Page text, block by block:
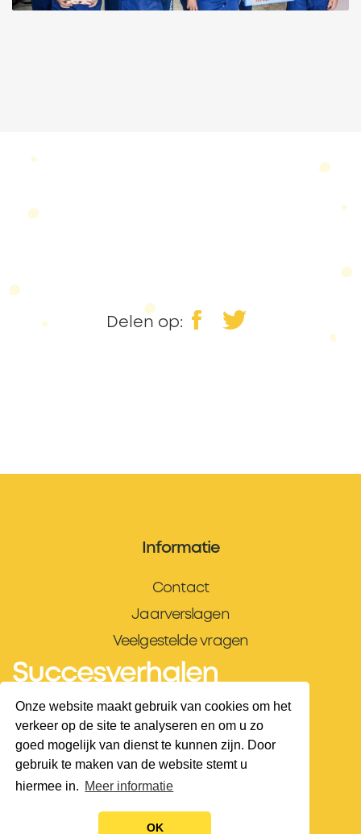
Onze website maakt gebruik van cookies om het
verkeer op de site te analyseren en om u zo
goed mogelijk van dienst te kunnen zijn. Door
gebruik te maken van de website stemt u
hiermee in. Meer informatie
OK
Succesverhalen
Delen op:
Informatie
Contact
Jaarverslagen
Veelgestelde vragen
Contactgegevens
President Kennedylaan 19
2517 JK · s-Gravenhage
Telefoon:(070) 365 56 50
E-mailadres: